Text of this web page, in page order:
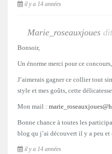
il y a 14 années
Marie_roseauxjoues dit
Bonsoir,
Un énorme merci pour ce
J’aimerais gagner ce collier tout
style et mes goûts, cette
Mon mail :
Bonne chance à toutes les
blog qu j’ai découvert il y a peu et
il y a 14 années